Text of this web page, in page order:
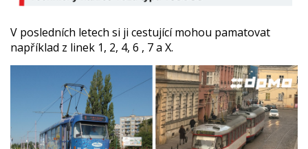
V posledních letech si ji cestující mohou pamatovat
například z linek 1, 2, 4, 6 , 7 a X.